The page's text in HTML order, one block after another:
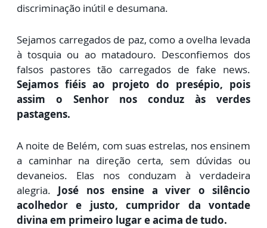
discriminação inútil e desumana.
Sejamos carregados de paz, como a ovelha levada
à tosquia ou ao matadouro. Desconfiemos dos
falsos pastores tão carregados de fake news.
Sejamos fiéis ao projeto do presépio, pois
assim o Senhor nos conduz às verdes
pastagens.
A noite de Belém, com suas estrelas, nos ensinem
a caminhar na direção certa, sem dúvidas ou
devaneios. Elas nos conduzam à verdadeira
alegria. José nos ensine a viver o silêncio
acolhedor e justo, cumpridor da vontade
divina em primeiro lugar e acima de tudo.